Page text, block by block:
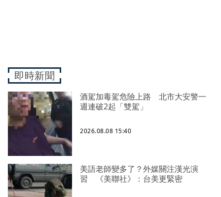
即時新聞
酒駕加毒駕危險上路 北市大安警一
週連破2起「雙駕」
2026.08.08 15:40
美語老師變多了？外媒關注漢光演
習 《美聯社》：台美更緊密